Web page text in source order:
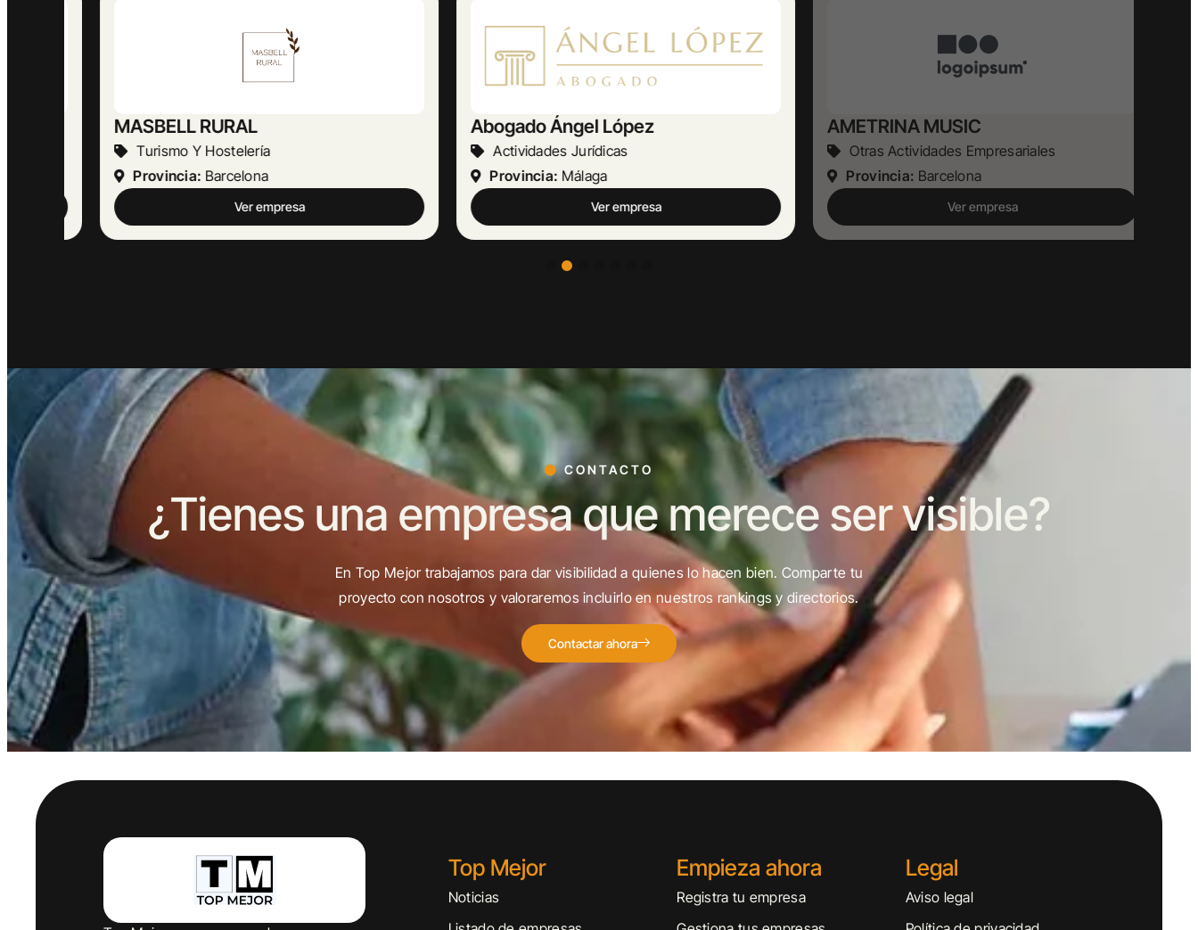
MASBELL RURAL
Turismo Y Hostelería
Provincia:Barcelona
Ver empresa
Abogado Ángel López
Actividades Jurídicas
Provincia:Málaga
Ver empresa
AMETRINA MUSIC
Otras Actividades Empresariales
Provincia:Barcelona
Ver empresa
CONTACTO
¿Tienes una empresa que merece ser visible?
En Top Mejor trabajamos para dar visibilidad a quienes lo hacen bien. Comparte tu
proyecto con nosotros y valoraremos incluirlo en nuestros rankings y directorios.
Contactar ahora
Top Mejor
Noticias
Empieza ahora
Registra tu empresa
Legal
Aviso legal